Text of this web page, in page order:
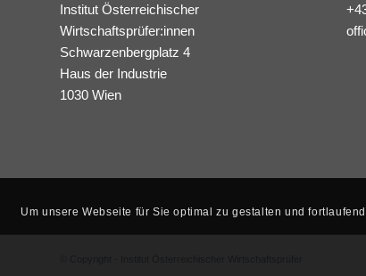
Institut Österreichischer
Wirtschaftsprüfer:innen
Schwarzenbergplatz 4
Haus der Industrie
1030 Wien
Um unsere Webseite für Sie optimal zu gestalten und